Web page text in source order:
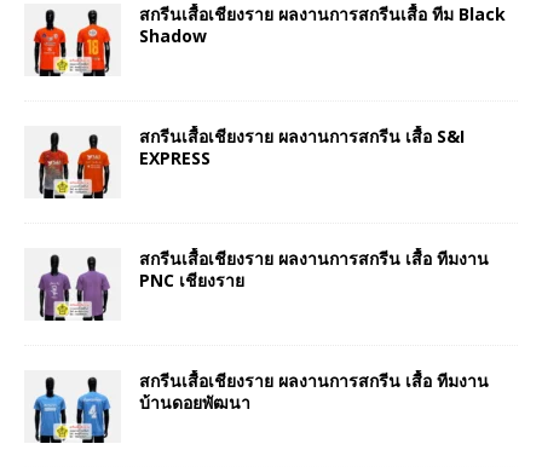
สกรีนเสื้อเชียงราย ผลงานการสกรีนเสื้อ ทีม Black
Shadow
สกรีนเสื้อเชียงราย ผลงานการสกรีน เสื้อ S&I
EXPRESS
สกรีนเสื้อเชียงราย ผลงานการสกรีน เสื้อ ทีมงาน
PNC เชียงราย
สกรีนเสื้อเชียงราย ผลงานการสกรีน เสื้อ ทีมงาน
บ้านดอยพัฒนา